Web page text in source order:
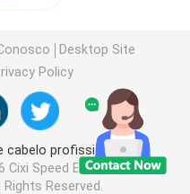
Desktop Site
Policy
cabelo profissional
Cixi Speed Electrical
Reserved.